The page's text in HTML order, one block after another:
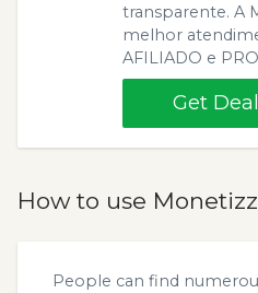
transparente. A
melhor
AFILIADO e
Get Deal
How to use
People can find